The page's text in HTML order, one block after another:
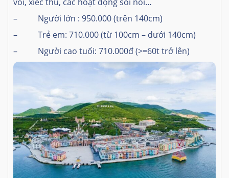
–
Người lớn : 950.000 (trên 140cm)
–
Trẻ em: 710.000 (từ 100cm – dưới 140cm)
–
Người cao tuổi: 710.000đ (>=60t trở lên)